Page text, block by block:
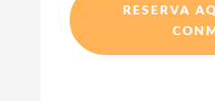
RESERVA